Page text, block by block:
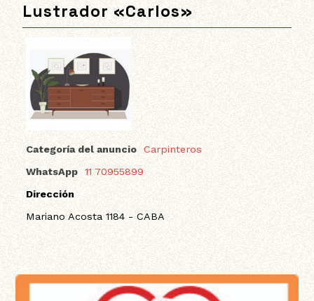
Lustrador «Carlos»
Categoría del anuncio
Carpinteros
WhatsApp
11 70955899
Dirección
Mariano Acosta 1184 - CABA